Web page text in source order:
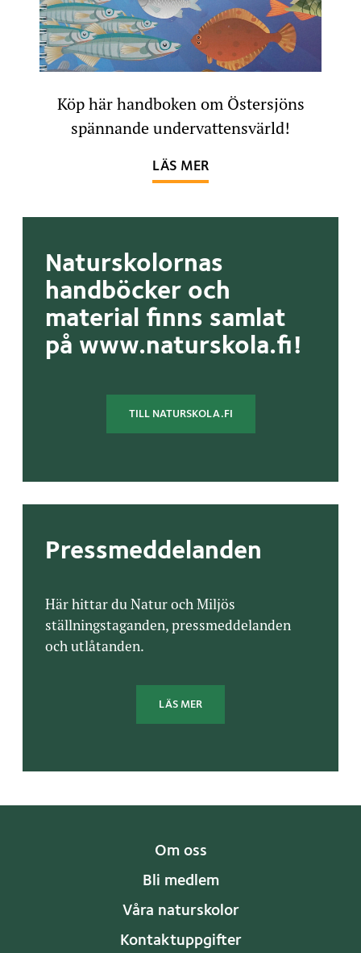
Köp här handboken om Östersjöns
spännande undervattensvärld!
LÄS MEROM RURIK RÄKAS
Naturskolornas
handböcker och
material finns samlat
på www.naturskola.fi!
TILL NATURSKOLA.FI
Pressmeddelanden
Här hittar du Natur och Miljös
ställningstaganden, pressmeddelanden
och utlåtanden.
LÄS MER
Om oss
Bli medlem
Våra naturskolor
Kontaktuppgifter